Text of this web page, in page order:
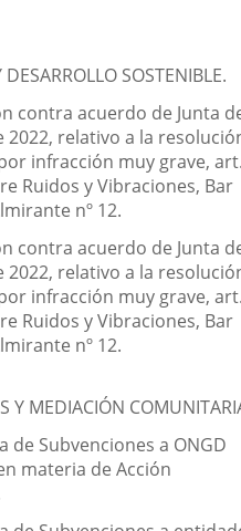
SOSTENIBLE.
contra acuerdo de Junta
relativo a la
infracción muy grave,
Ruidos y Vibraciones, Bar
nº 12.
contra acuerdo de Junta
relativo a la
infracción muy grave,
Ruidos y Vibraciones, Bar
nº 12.
Y MEDIACIÓN
de Subvenciones a ONGD
materia de Acción